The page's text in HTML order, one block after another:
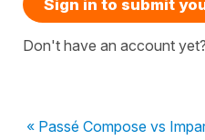
Sign in to submit
Don't have an account yet?
« Passé Compose vs